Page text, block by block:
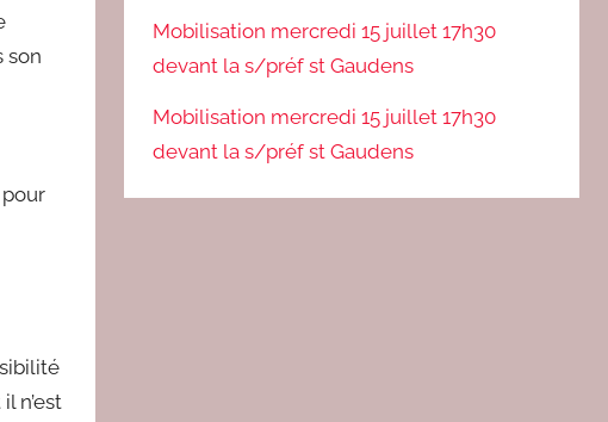
son
n’est
Mobilisation mercredi 15 juillet 17h30
devant la s/préf st Gaudens
Mobilisation mercredi 15 juillet 17h30
devant la s/préf st Gaudens